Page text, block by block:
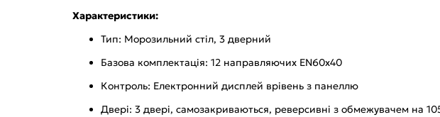
Характеристики:
Тип: Морозильний стіл, 3 дверний
Базова комплектація: 12 направляючих EN60x40
Контроль: Електронний дисплей врівень з панеллю
Двері: 3 двері, самозакриваються, реверсивні з обмежувачем на